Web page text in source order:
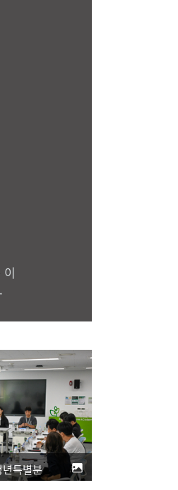
[포토] 서울시 G3 청년특별분과, 청년 AI 교육부터 취·창업 지원 방안 모색